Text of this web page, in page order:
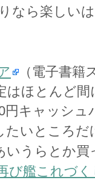
なら楽しい
（電子書
はほとんど
円キャッシュ
たいところだ
いうらとか買
び艦これづ